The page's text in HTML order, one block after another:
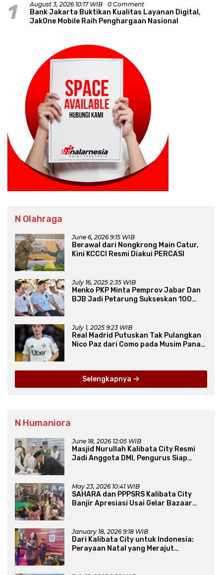
1 August 3, 2026 10:17 WIB 0 Comment
Bank Jakarta Buktikan Kualitas Layanan Digital,
JakOne Mobile Raih Penghargaan Nasional
N Olahraga
June 6, 2026 9:15 WIB
Berawal dari Nongkrong Main Catur,
Kini KCCCI Resmi Diakui PERCASI
July 16, 2025 2:35 WIB
Menko PKP Minta Pemprov Jabar Dan
BJB Jadi Petarung Sukseskan 100
July 1, 2025 9:23 WIB
Real Madrid Putuskan Tak Pulangkan
Nico Paz dari Como pada Musim Panas
Selengkapnya
N Humaniora
June 18, 2026 12:05 WIB
Masjid Nurullah Kalibata City Resmi
Jadi Anggota DMI, Pengurus Siap
May 23, 2026 10:41 WIB
SAHARA dan PPPSRS Kalibata City
Banjir Apresiasi Usai Gelar Bazaar
January 18, 2026 9:18 WIB
Dari Kalibata City untuk Indonesia:
Perayaan Natal yang Merajut